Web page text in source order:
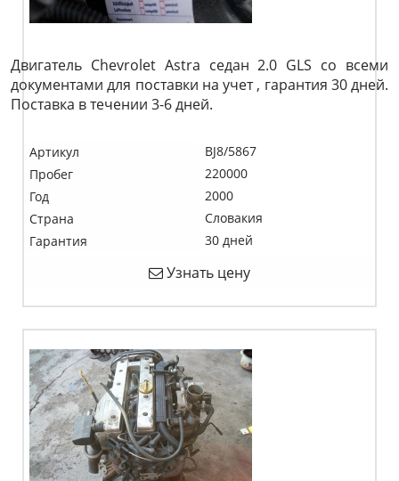
Двигатель Chevrolet Astra седан 2.0 GLS со всеми
документами для поставки на учет , гарантия 30 дней.
Поставка в течении 3-6 дней.
Артикул
BJ8/5867
Пробег
220000
Год
2000
Страна
Словакия
Гарантия
30 дней
Узнать цену